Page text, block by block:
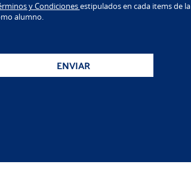
y Condicionesestipulados en cada items de la
alumno.
ENVIAR